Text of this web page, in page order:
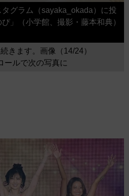
グラム（sayaka_okada）に投
」（小学館、撮影・藤本和典）
きます。画像（14/24）
ールで次の写真に